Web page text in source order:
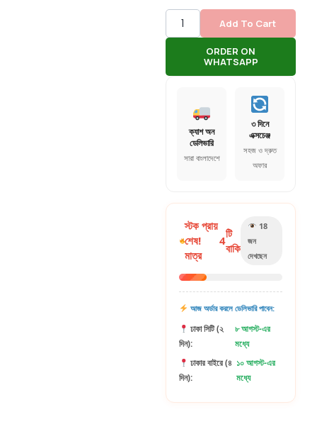
Add To Cart
ORDER ON
WHATSAPP
ক্যাশ অন
ডেলিভারি
সারা বাংলাদেশে
৩ দিনে
এক্সচেঞ্জ
সহজ ও দ্রুত
অফার
স্টক প্রায়
শেষ!
মাত্র
4
টি
বাকি
18
জন
দেখছেন
আজ অর্ডার করলে ডেলিভারি পাবেন:
ঢাকা সিটি (২
দিন):
৮ আগস্ট-এর
মধ্যে
ঢাকার বাইরে (৪
দিন):
১০ আগস্ট-এর
মধ্যে